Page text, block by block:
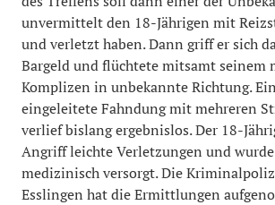
unvermittelt den 18-Jährigen mit
und verletzt haben. Dann griff er sich
Bargeld und flüchtete mitsamt seinem
Komplizen in unbekannte Richtung.
eingeleitete Fahndung mit mehreren
verlief bislang ergebnislos. Der 18-
Angriff leichte Verletzungen und
medizinisch versorgt. Die
Esslingen hat die Ermittlungen